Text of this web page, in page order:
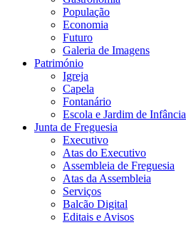
População
Economia
Futuro
Galeria de Imagens
Património
Igreja
Capela
Fontanário
Escola e Jardim de Infância
Junta de Freguesia
Executivo
Atas do Executivo
Assembleia de Freguesia
Atas da Assembleia
Serviços
Balcão Digital
Editais e Avisos